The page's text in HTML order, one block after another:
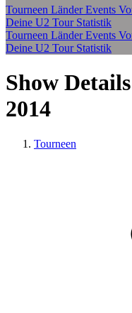
Tourneen LänderEvents
Deine U2 Tour Statistik
Tourneen LänderEvents
Deine U2 Tour Statistik
Show
2014
Tourneen